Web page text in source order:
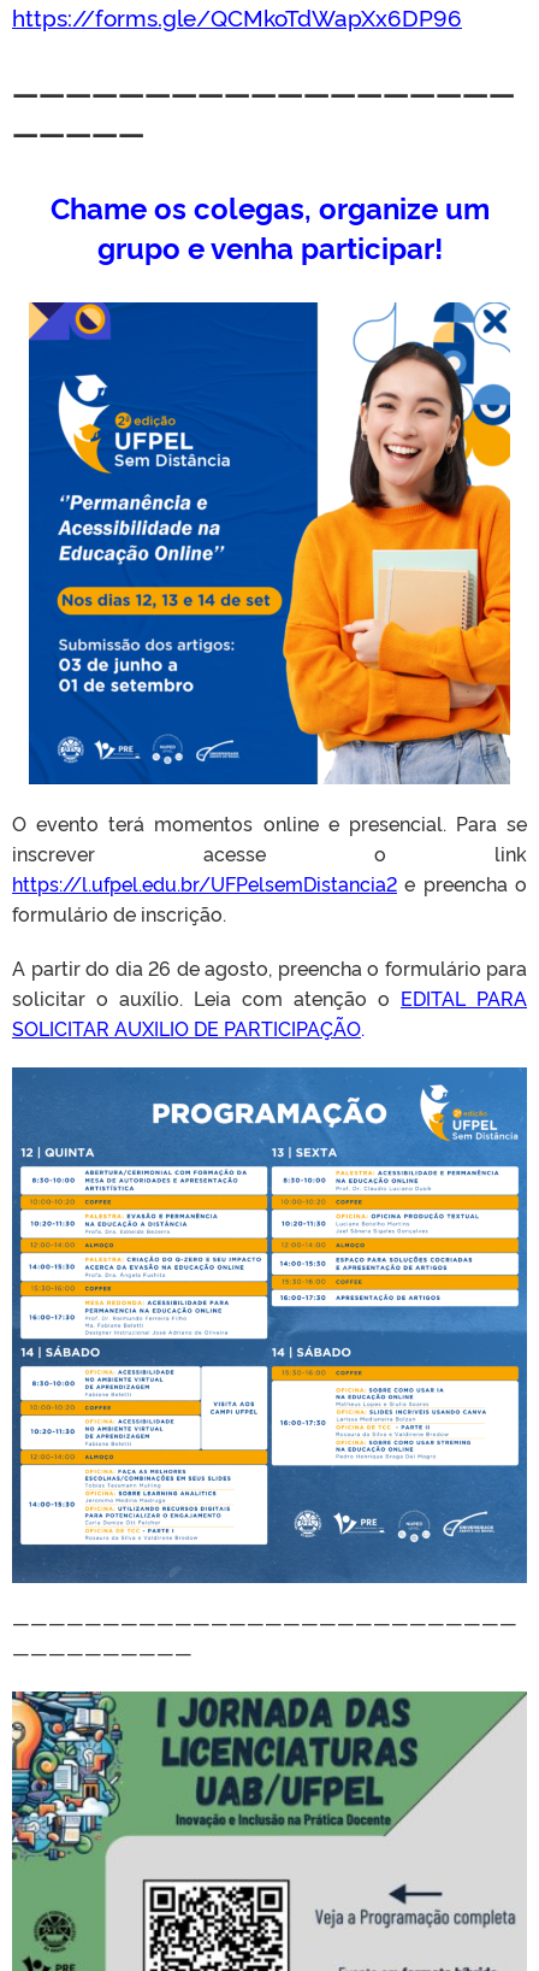
https://forms.gle/QCMkoTdWapXx6DP96
———————————————————
—————
Chame os colegas, organize um
grupo e venha participar!
O evento terá momentos online e presencial. Para se
inscrever acesse o link
https://l.ufpel.edu.br/UFPelsemDistancia2 e preencha o
formulário de inscrição.
A partir do dia 26 de agosto, preencha o formulário para
solicitar o auxílio. Leia com atenção o EDITAL PARA
SOLICITAR AUXILIO DE PARTICIPAÇÃO.
————————————————————————————
——————————